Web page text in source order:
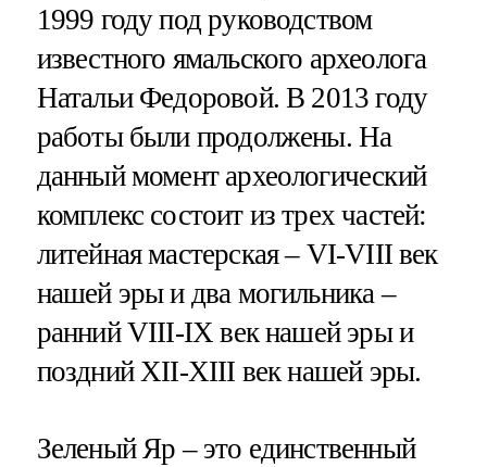
1999 году под руководством
известного ямальского археолога
Натальи Федоровой. В 2013 году
работы были продолжены. На
данный момент археологический
комплекс состоит из трех частей:
литейная мастерская – VI-VIII век
нашей эры и два могильника –
ранний VIII-IX век нашей эры и
поздний XII-XIII век нашей эры.
Зеленый Яр – это единственный